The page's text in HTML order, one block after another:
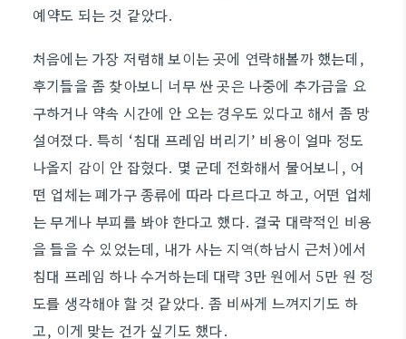
예약도 되는 것 같았다.
처음에는 가장 저렴해 보이는 곳에 연락해볼까 했는데,
후기들을 좀 찾아보니 너무 싼 곳은 나중에 추가금을 요
구하거나 약속 시간에 안 오는 경우도 있다고 해서 좀 망
설여졌다. 특히 ‘침대 프레임 버리기’ 비용이 얼마 정도
나올지 감이 안 잡혔다. 몇 군데 전화해서 물어보니, 어
떤 업체는 폐가구 종류에 따라 다르다고 하고, 어떤 업체
는 무게나 부피를 봐야 한다고 했다. 결국 대략적인 비용
을 들을 수 있었는데, 내가 사는 지역(하남시 근처)에서
침대 프레임 하나 수거하는데 대략 3만 원에서 5만 원 정
도를 생각해야 할 것 같았다. 좀 비싸게 느껴지기도 하
고, 이게 맞는 건가 싶기도 했다.